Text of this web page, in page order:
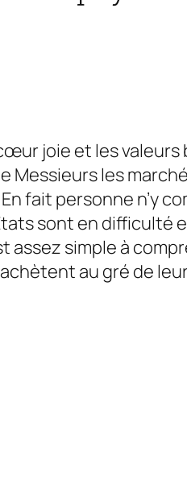
joie et les
Messieurs les
fait personne n’y
sont en
assez simple à
au gré de